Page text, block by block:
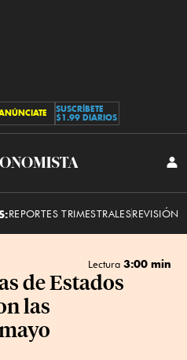
SUSCRÍBETE
$1.99 DIARIOS
El
REPORTES TRIMESTRALESREVISIÓN
Lectura 3:00 min
de Estados
las